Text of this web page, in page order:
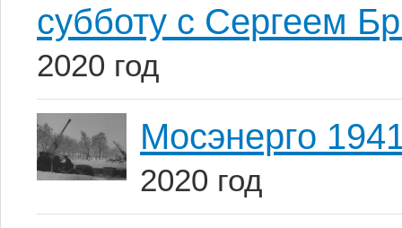
субботу с Сергеем
2020 год
Мосэнерго
2020 год